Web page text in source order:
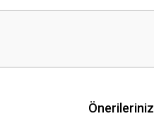
Önerileriniz